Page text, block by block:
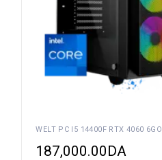
WELT PC I5 14400F RTX 4060 6GO
187,000.00DA